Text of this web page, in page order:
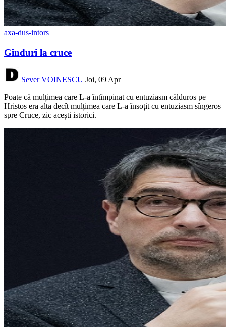
axa-dus-intors
Gînduri la cruce
Sever VOINESCU Joi, 09 Apr
Poate că mulțimea care L-a întîmpinat cu entuziasm călduros pe
Hristos era alta decît mulțimea care L-a însoțit cu entuziasm sîngeros
spre Cruce, zic acești istorici.